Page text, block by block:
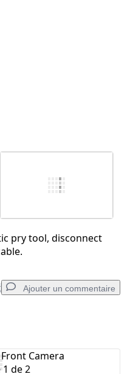
pry tool, disconnect
Ajouter un commentaire